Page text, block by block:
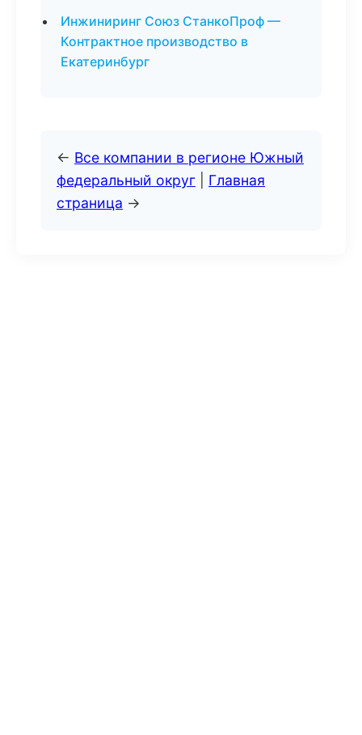
Инжиниринг Союз СтанкоПроф —
Контрактное производство в
Екатеринбург
← Все компании в регионе Южный
федеральный округ
Главная
страница →